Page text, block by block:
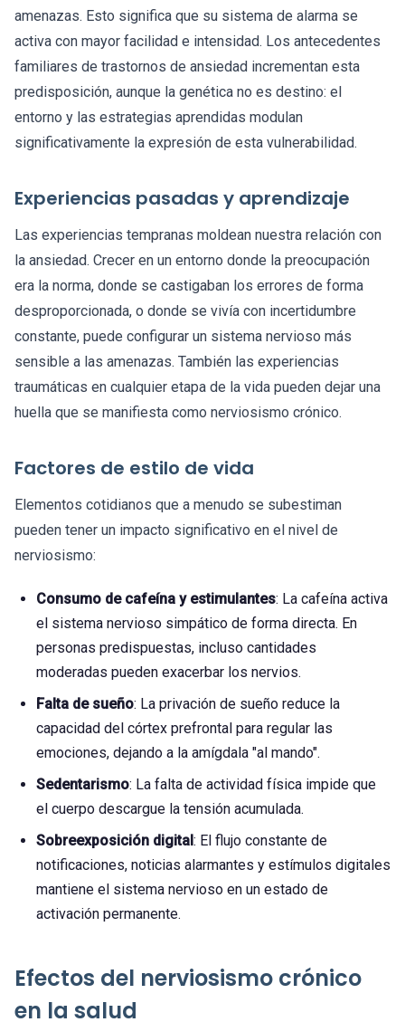
amenazas. Esto significa que su sistema de alarma se
activa con mayor facilidad e intensidad. Los antecedentes
familiares de trastornos de ansiedad incrementan esta
predisposición, aunque la genética no es destino: el
entorno y las estrategias aprendidas modulan
significativamente la expresión de esta vulnerabilidad.
Experiencias pasadas y aprendizaje
Las experiencias tempranas moldean nuestra relación con
la ansiedad. Crecer en un entorno donde la preocupación
era la norma, donde se castigaban los errores de forma
desproporcionada, o donde se vivía con incertidumbre
constante, puede configurar un sistema nervioso más
sensible a las amenazas. También las experiencias
traumáticas en cualquier etapa de la vida pueden dejar una
huella que se manifiesta como nerviosismo crónico.
Factores de estilo de vida
Elementos cotidianos que a menudo se subestiman
pueden tener un impacto significativo en el nivel de
nerviosismo:
Consumo de cafeína y estimulantes: La cafeína activa
el sistema nervioso simpático de forma directa. En
personas predispuestas, incluso cantidades
moderadas pueden exacerbar los nervios.
Falta de sueño: La privación de sueño reduce la
capacidad del córtex prefrontal para regular las
emociones, dejando a la amígdala "al mando".
Sedentarismo: La falta de actividad física impide que
el cuerpo descargue la tensión acumulada.
Sobreexposición digital : El flujo constante de
notificaciones, noticias alarmantes y estímulos digitales
mantiene el sistema nervioso en un estado de
activación permanente.
Efectos del nerviosismo crónico
en la salud